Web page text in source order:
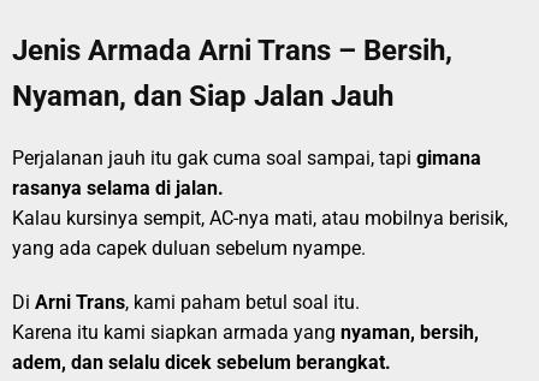
Jenis Armada Arni Trans – Bersih,
Nyaman, dan Siap Jalan Jauh
Perjalanan jauh itu gak cuma soal sampai, tapi gimana
rasanya selama di jalan.
Kalau kursinya sempit, AC-nya mati, atau mobilnya berisik,
yang ada capek duluan sebelum nyampe.
Di Arni Trans, kami paham betul soal itu.
Karena itu kami siapkan armada yang nyaman, bersih,
adem, dan selalu dicek sebelum berangkat.